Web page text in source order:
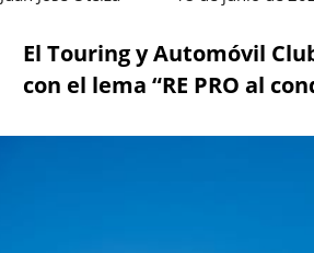
El Touring y Automóvil
con el lema “RE PRO al